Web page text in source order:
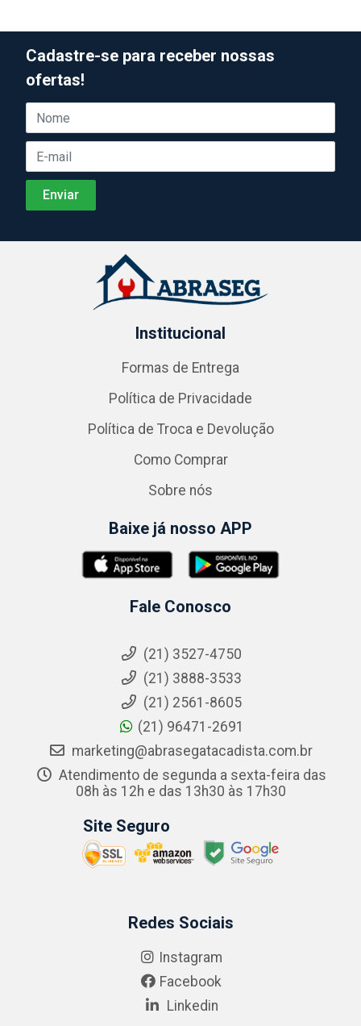
Cadastre-se para receber nossas
ofertas!
Institucional
Formas de Entrega
Política de Privacidade
Política de Troca e Devolução
Como Comprar
Sobre nós
Baixe já nosso APP
Fale Conosco
(21) 3527-4750
(21) 3888-3533
(21) 2561-8605
(21) 96471-2691
marketing@abrasegatacadista.com.br
Atendimento de segunda a sexta-feira das
08h às 12h e das 13h30 às 17h30
Site Seguro
Redes Sociais
Instagram
Facebook
Linkedin